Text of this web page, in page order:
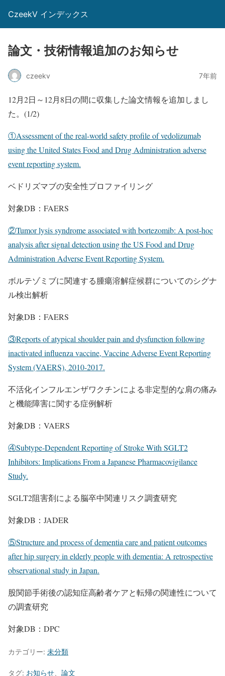
CzeekV インデックス
論文・技術情報追加のお知らせ
czeekv 7年前
12月2日～12月8日の間に収集した論文情報を追加しまし
た。(1/2)
①Assessment of the real-world safety profile of vedolizumab
using the United States Food and Drug Administration adverse
event reporting system.
ベドリズマブの安全性プロファイリング
対象DB：FAERS
②Tumor lysis syndrome associated with bortezomib: A post-hoc
analysis after signal detection using the US Food and Drug
Administration Adverse Event Reporting System.
ボルテゾミブに関連する腫瘍溶解症候群についてのシグナ
ル検出解析
対象DB：FAERS
③Reports of atypical shoulder pain and dysfunction following
inactivated influenza vaccine, Vaccine Adverse Event Reporting
System (VAERS), 2010-2017.
不活化インフルエンザワクチンによる非定型的な肩の痛み
と機能障害に関する症例解析
対象DB：VAERS
④Subtype-Dependent Reporting of Stroke With SGLT2
Inhibitors: Implications From a Japanese Pharmacovigilance
Study.
SGLT2阻害剤による脳卒中関連リスク調査研究
対象DB：JADER
⑤Structure and process of dementia care and patient outcomes
after hip surgery in elderly people with dementia: A retrospective
observational study in Japan.
股関節手術後の認知症高齢者ケアと転帰の関連性について
の調査研究
対象DB：DPC
カテゴリー: 未分類
タグ: お知らせ 論文